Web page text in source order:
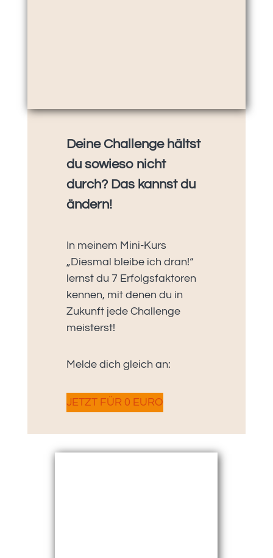
Deine Challenge hältst
du sowieso nicht
durch? Das kannst du
ändern!
In meinem Mini-Kurs
„Diesmal bleibe ich dran!“
lernst du 7 Erfolgsfaktoren
kennen, mit denen du in
Zukunft jede Challenge
meisterst!
Melde dich gleich an:
JETZT FÜR 0 EURO